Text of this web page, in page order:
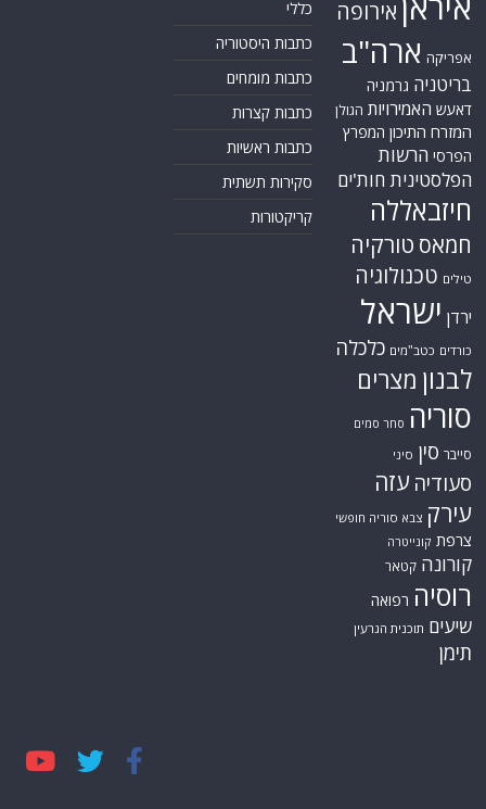
אירופה
אפריקה ארה"ב
בריטניה גרמניה
דאעש האמירויות הגולן
המזרח התיכון המפרץ
הפרסי הרשות
הפלסטינית חות'ים
חיזבאללה
חמאס טורקיה
טילים טכנולוגיה
ירדן ישראל
כורדים כטב"מים כלכלה
לבנון מצרים
סוריה סחר סמים
סייבר סין סיני
סעודיה עזה
עירק צבא סוריה חופשי
צרפת קונייטרה
קורונה קטאר
רוסיה רפואה
שיעים תוכנית הגרעין
תימן
כללי
כתבות היסטוריה
כתבות מומחים
כתבות קצרות
כתבות ראשיות
סקירות תשתית
קריקטורות